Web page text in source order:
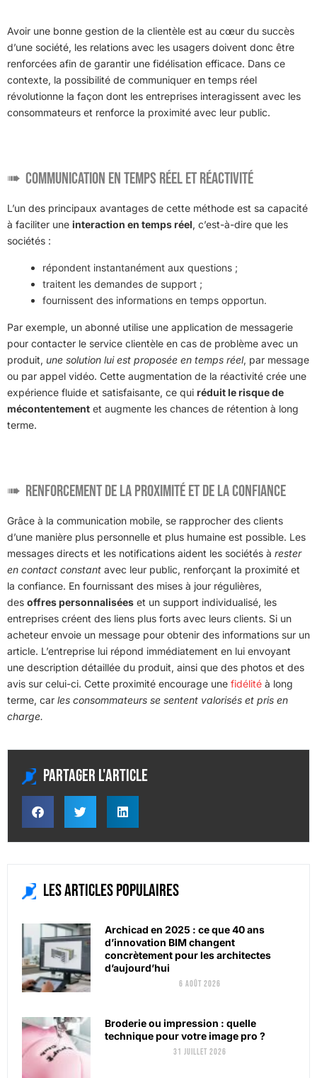
Avoir une bonne gestion de la clientèle est au cœur du succès
d’une société, les relations avec les usagers doivent donc être
renforcées afin de garantir une fidélisation efficace. Dans ce
contexte, la possibilité de communiquer en temps réel
révolutionne la façon dont les entreprises interagissent avec les
consommateurs et renforce la proximité avec leur public.
Communication en temps réel et réactivité
L’un des principaux avantages de cette méthode est sa capacité
à faciliter une interaction en temps réel, c’est-à-dire que les
sociétés :
répondent instantanément aux questions ;
traitent les demandes de support ;
fournissent des informations en temps opportun.
Par exemple, un abonné utilise une application de messagerie
pour contacter le service clientèle en cas de problème avec un
produit, une solution lui est proposée en temps réel, par message
ou par appel vidéo. Cette augmentation de la réactivité crée une
expérience fluide et satisfaisante, ce qui réduit le risque de
mécontentement et augmente les chances de rétention à long
terme.
Renforcement de la proximité et de la confiance
Grâce à la communication mobile, se rapprocher des clients
d’une manière plus personnelle et plus humaine est possible. Les
messages directs et les notifications aident les sociétés à rester
en contact constant avec leur public, renforçant la proximité et
la confiance. En fournissant des mises à jour régulières,
des offres personnalisées et un support individualisé, les
entreprises créent des liens plus forts avec leurs clients. Si un
acheteur envoie un message pour obtenir des informations sur un
article. L’entreprise lui répond immédiatement en lui envoyant
une description détaillée du produit, ainsi que des photos et des
avis sur celui-ci. Cette proximité encourage une fidélité à long
terme, car les consommateurs se sentent valorisés et pris en
charge.
Partager l'article
Les articles populaires
Archicad en 2025 : ce que 40 ans
d’innovation BIM changent
concrètement pour les architectes
d’aujourd’hui
6 août 2026
Broderie ou impression : quelle
technique pour votre image pro ?
31 juillet 2026